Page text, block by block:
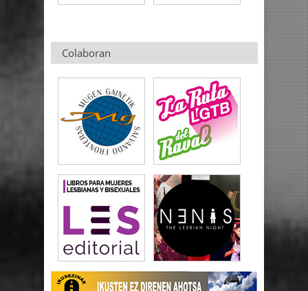
Colaboran